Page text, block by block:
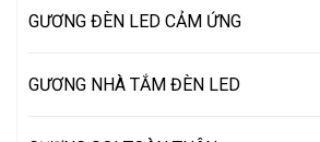
GƯƠNG ĐÈN LED CẢM ỨNG
GƯƠNG NHÀ TẮM ĐÈN LED